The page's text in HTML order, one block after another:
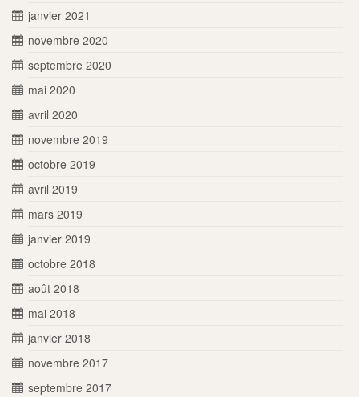
janvier 2021
novembre 2020
septembre 2020
mai 2020
avril 2020
novembre 2019
octobre 2019
avril 2019
mars 2019
janvier 2019
octobre 2018
août 2018
mai 2018
janvier 2018
novembre 2017
septembre 2017